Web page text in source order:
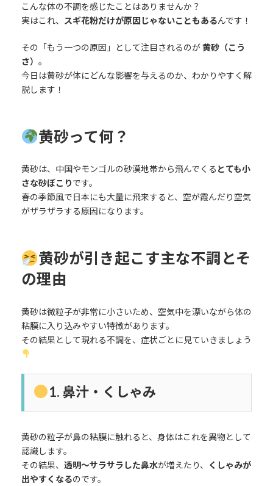
こんな体の不調を感じたことはありませんか？
実はこれ、
スギ花粉だけが原因じゃないこともあるんです！
その「もう一つの原因」として注目されるのが黄砂（こう
さ） 。
今日は黄砂が体にどんな影響を与えるのか、わかりやすく解
説します！
黄砂って何？
黄砂は、中国やモンゴルの砂漠地帯から飛んでくる とても小
さな砂ぼこりです。
春の季節風で日本にも大量に飛来すると、空が霞んだり空気
がザラザラする原因になります。
黄砂が引き起こす主な不調とそ
の理由
黄砂は微粒子が非常に小さいため、空気中を漂いながら体の
粘膜に入り込みやすい特徴があります。
その結果として現れる不調を、症状ごとに見ていきましょう
1. 鼻汁・くしゃみ
黄砂の粒子が鼻の粘膜に触れると、身体はこれを異物として
認識します。
その結果、 透明〜サラサラした鼻水が増えたり、
くしゃみが
出やすくなるのです。